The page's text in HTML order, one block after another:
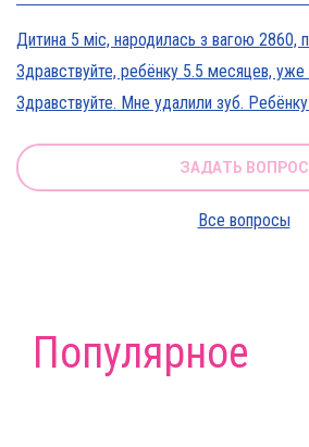
ЗАДАТЬ ВОПРОС
Все вопросы
Популярное